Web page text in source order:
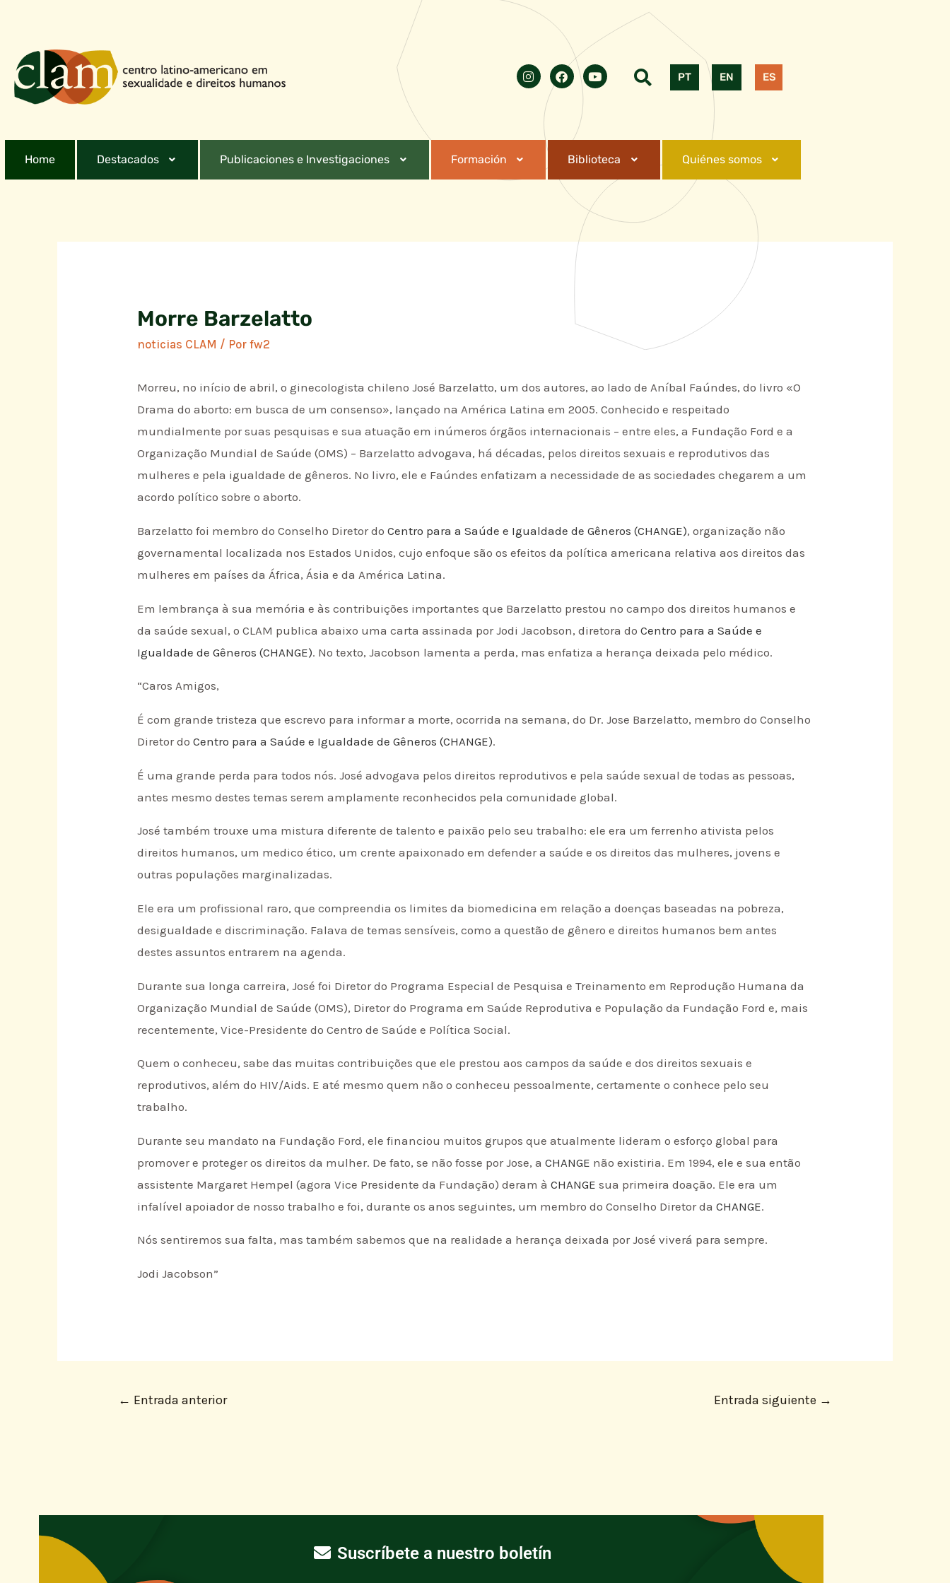
PT EN ES
Home Destacados Publicaciones e Investigaciones Formación Biblioteca Quiénes somos
Morre Barzelatto
noticias CLAM / Porfw2
Morreu, no início de abril, o ginecologista chileno José Barzelatto, um dos autores, ao lado de Aníbal Faúndes, do livro «O
Drama do aborto: em busca de um consenso», lançado na América Latina em 2005. Conhecido e respeitado
mundialmente por suas pesquisas e sua atuação em inúmeros órgãos internacionais – entre eles, a Fundação Ford e a
Organização Mundial de Saúde (OMS) – Barzelatto advogava, há décadas, pelos direitos sexuais e reprodutivos das
mulheres e pela igualdade de gêneros. No livro, ele e Faúndes enfatizam a necessidade de as sociedades chegarem a um
acordo político sobre o aborto.
Barzelatto foi membro do Conselho Diretor doCentro para a Saúde e Igualdade de Gêneros (CHANGE), organização não
governamental localizada nos Estados Unidos, cujo enfoque são os efeitos da política americana relativa aos direitos das
mulheres em países da África, Ásia e da América Latina.
Em lembrança à sua memória e às contribuições importantes que Barzelatto prestou no campo dos direitos humanos e
da saúde sexual, o CLAM publica abaixo uma carta assinada por Jodi Jacobson, diretora doCentro para a Saúde e
Igualdade de Gêneros (CHANGE). No texto, Jacobson lamenta a perda, mas enfatiza a herança deixada pelo médico.
“Caros Amigos,
É com grande tristeza que escrevo para informar a morte, ocorrida na semana, do Dr. Jose Barzelatto, membro do Conselho
Diretor doCentro para a Saúde e Igualdade de Gêneros (CHANGE).
É uma grande perda para todos nós. José advogava pelos direitos reprodutivos e pela saúde sexual de todas as pessoas,
antes mesmo destes temas serem amplamente reconhecidos pela comunidade global.
José também trouxe uma mistura diferente de talento e paixão pelo seu trabalho: ele era um ferrenho ativista pelos
direitos humanos, um medico ético, um crente apaixonado em defender a saúde e os direitos das mulheres, jovens e
outras populações marginalizadas.
Ele era um profissional raro, que compreendia os limites da biomedicina em relação a doenças baseadas na pobreza,
desigualdade e discriminação. Falava de temas sensíveis, como a questão de gênero e direitos humanos bem antes
destes assuntos entrarem na agenda.
Durante sua longa carreira, José foi Diretor do Programa Especial de Pesquisa e Treinamento em Reprodução Humana da
Organização Mundial de Saúde (OMS), Diretor do Programa em Saúde Reprodutiva e População da Fundação Ford e, mais
recentemente, Vice-Presidente do Centro de Saúde e Política Social.
Quem o conheceu, sabe das muitas contribuições que ele prestou aos campos da saúde e dos direitos sexuais e
reprodutivos, além do HIV/Aids. E até mesmo quem não o conheceu pessoalmente, certamente o conhece pelo seu
trabalho.
Durante seu mandato na Fundação Ford, ele financiou muitos grupos que atualmente lideram o esforço global para
promover e proteger os direitos da mulher. De fato, se não fosse por Jose, aCHANGE não existiria. Em 1994, ele e sua então
assistente Margaret Hempel (agora Vice Presidente da Fundação) deram àCHANGE sua primeira doação. Ele era um
infalível apoiador de nosso trabalho e foi, durante os anos seguintes, um membro do Conselho Diretor daCHANGE.
Nós sentiremos sua falta, mas também sabemos que na realidade a herança deixada por José viverá para sempre.
Jodi Jacobson”
← Entrada anterior Entrada siguiente →
Suscríbete a nuestro boletín